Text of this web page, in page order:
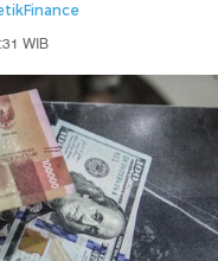
WIB